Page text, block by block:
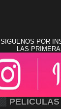
SIGUENOS POR
LAS